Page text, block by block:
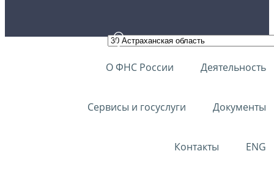
О ФНС России Деятельность
Сервисы и госуслуги Документы
Контакты ENG